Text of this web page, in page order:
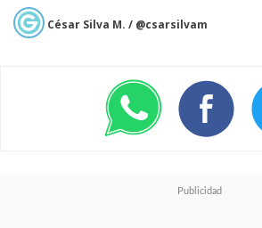
César Silva M. / @csarsilvam